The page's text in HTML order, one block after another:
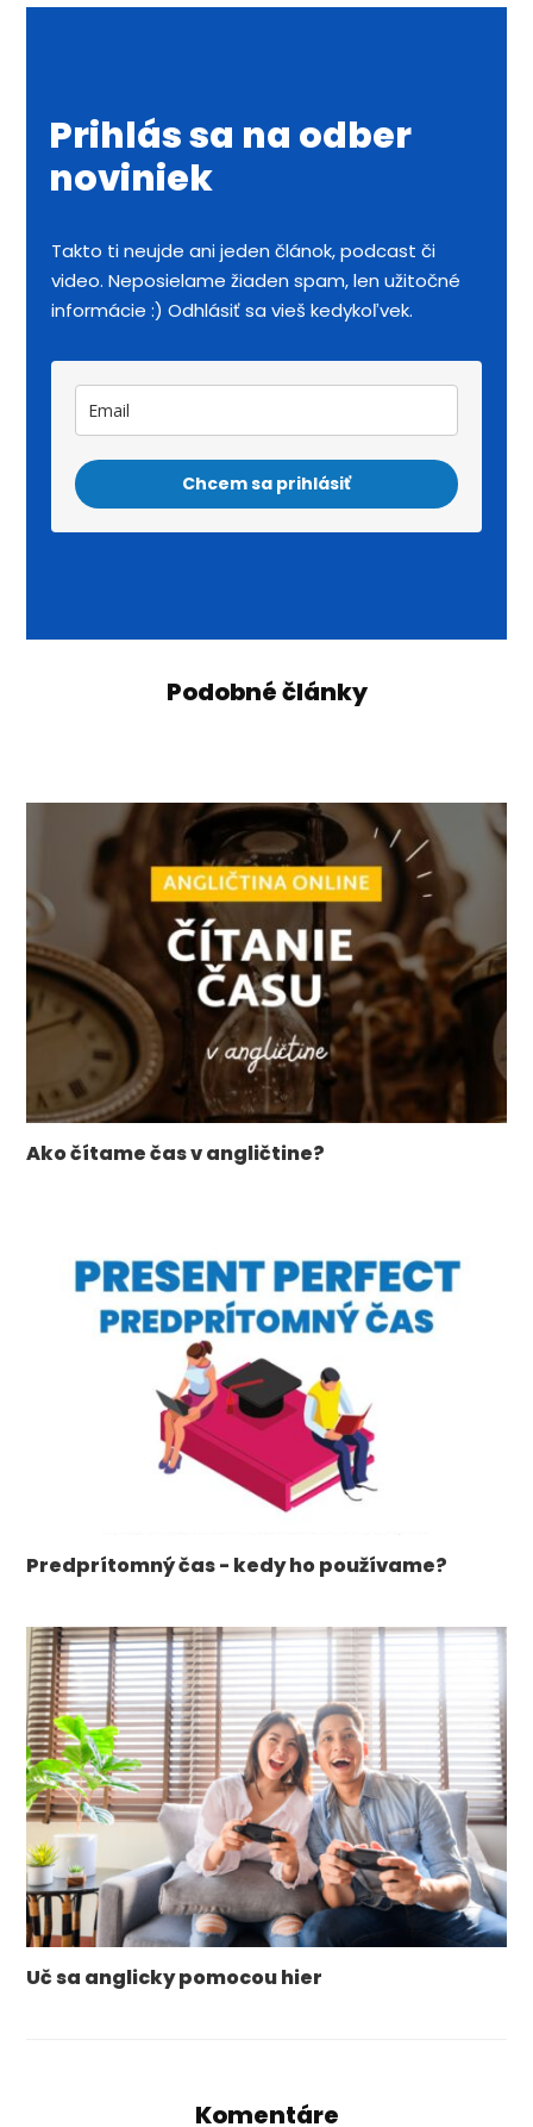
Prihlás sa na odber
noviniek
Takto ti neujde ani jeden článok, podcast či
video. Neposielame žiaden spam, len užitočné
informácie :) Odhlásiť sa vieš kedykoľvek.
Chcem sa prihlásiť
Podobné články
Ako čítame čas v angličtine?
Predprítomný čas - kedy ho používame?
Uč sa anglicky pomocou hier
Komentáre